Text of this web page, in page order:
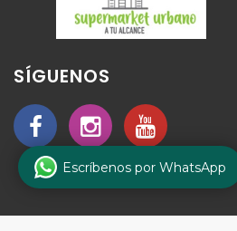
SÍGUENOS
Escríbenos por WhatsApp